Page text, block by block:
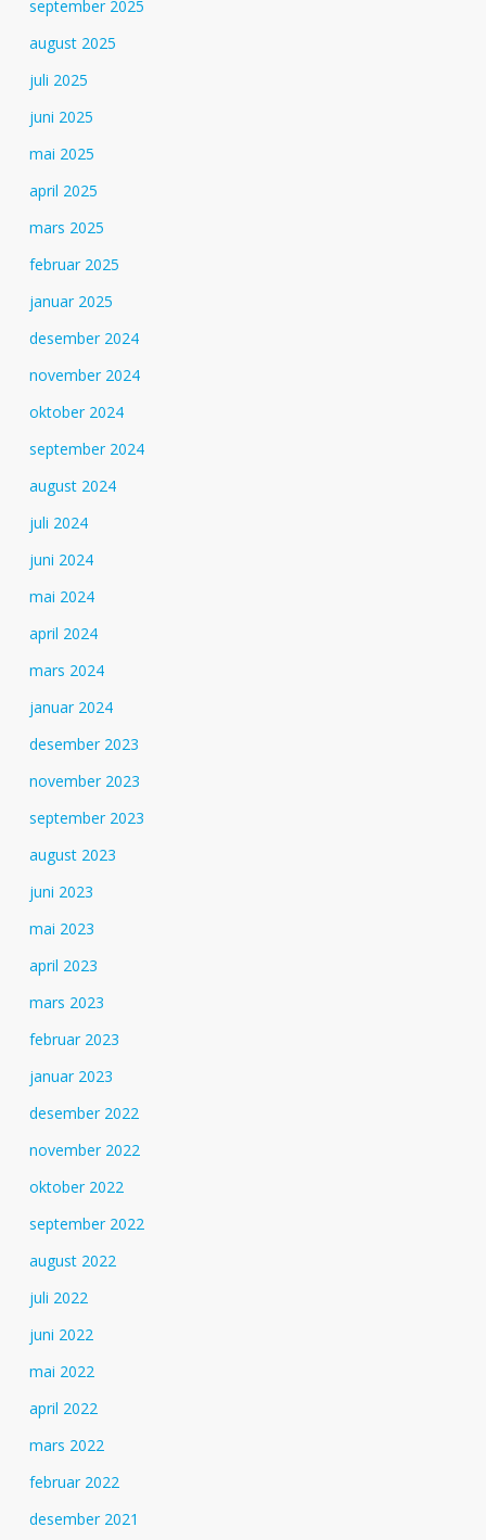
september 2025
august 2025
juli 2025
juni 2025
mai 2025
april 2025
mars 2025
februar 2025
januar 2025
desember 2024
november 2024
oktober 2024
september 2024
august 2024
juli 2024
juni 2024
mai 2024
april 2024
mars 2024
januar 2024
desember 2023
november 2023
september 2023
august 2023
juni 2023
mai 2023
april 2023
mars 2023
februar 2023
januar 2023
desember 2022
november 2022
oktober 2022
september 2022
august 2022
juli 2022
juni 2022
mai 2022
april 2022
mars 2022
februar 2022
desember 2021